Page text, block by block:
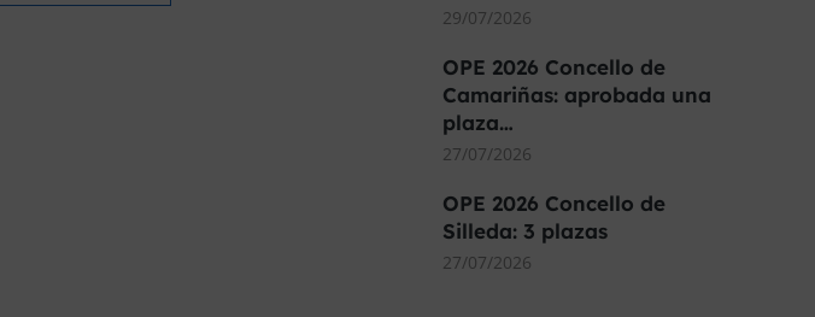
29/07/2026
OPE 2026 Concello de
Camariñas: aprobada una
plaza…
27/07/2026
OPE 2026 Concello de
Silleda: 3 plazas
27/07/2026